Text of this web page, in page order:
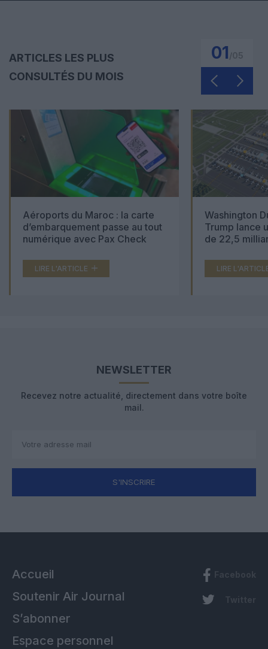
ARTICLES LES PLUS
CONSULTÉS DU MOIS
01
Aéroports du Maroc : la carte
d’embarquement passe au tout
numérique avec Pax Check
LIRE L'ARTICLE
Washington
Trump lance
de 22,5
LIRE
NEWSLETTER
Recevez notre actualité, directement dans votre boîte
mail.
S'INSCRIRE
Accueil
Soutenir Air Journal
S’abonner
Espace personnel